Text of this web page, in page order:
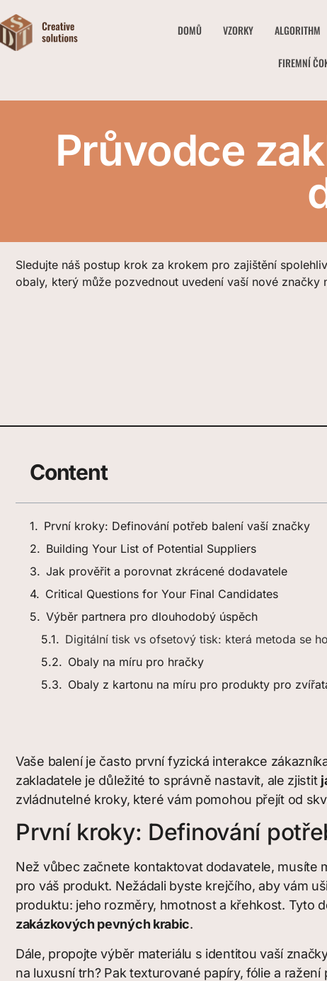
DOMŮ VZORKY ALGORITHM
FIREMNÍ
Průvodce
Sledujte náš postup krok za krokem pro zajištění
obaly, který může pozvednout uvedení vaší nové značky
Content
První kroky: Definování potřeb balení vaší značky
Building Your List of Potential Suppliers
Jak prověřit a porovnat zkrácené dodavatele
Critical Questions for Your Final Candidates
Výběr partnera pro dlouhodobý úspěch
Digitální tisk vs ofsetový tisk: která metoda se
Obaly na míru pro hračky
Obaly z kartonu na míru pro produkty pro
Vaše balení je často první fyzická interakce
zakladatele je důležité to správně nastavit, ale zjistit
zvládnutelné kroky, které vám pomohou přejít od
První kroky: Definování
Než vůbec začnete kontaktovat dodavatele, musíte
pro váš produkt. Nežádali byste krejčího, aby vám
produktu: jeho rozměry, hmotnost a křehkost. Tyto
zakázkových pevných krabic.
Dále, propojte výběr materiálu s identitou vaší
na luxusní trh? Pak texturované papíry, fólie a